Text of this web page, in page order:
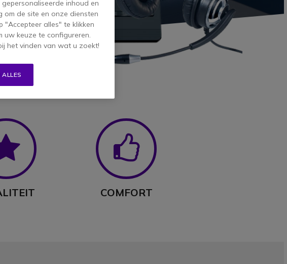
Icon Icon
COMFORT
inhoud en
om de site en onze diensten
"Accepteer alles" te klikken
uw keuze te configureren.
het vinden van wat u zoekt!